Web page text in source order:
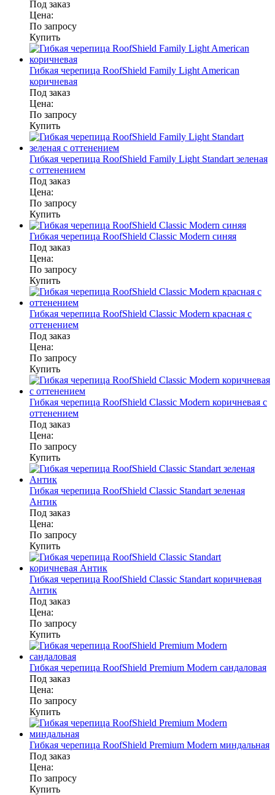
Под заказ
Цена:
По запросу
Купить
Гибкая черепица RoofShield Family Light American
коричневая
Под заказ
Цена:
По запросу
Купить
Гибкая черепица RoofShield Family Light Standart зеленая
с оттенением
Под заказ
Цена:
По запросу
Купить
Гибкая черепица RoofShield Classic Modern синяя
Под заказ
Цена:
По запросу
Купить
Гибкая черепица RoofShield Classic Modern красная с
оттенением
Под заказ
Цена:
По запросу
Купить
Гибкая черепица RoofShield Classic Modern коричневая с
оттенением
Под заказ
Цена:
По запросу
Купить
Гибкая черепица RoofShield Classic Standart зеленая
Антик
Под заказ
Цена:
По запросу
Купить
Гибкая черепица RoofShield Classic Standart коричневая
Антик
Под заказ
Цена:
По запросу
Купить
Гибкая черепица RoofShield Premium Modern сандаловая
Под заказ
Цена:
По запросу
Купить
Гибкая черепица RoofShield Premium Modern миндальная
Под заказ
Цена:
По запросу
Купить